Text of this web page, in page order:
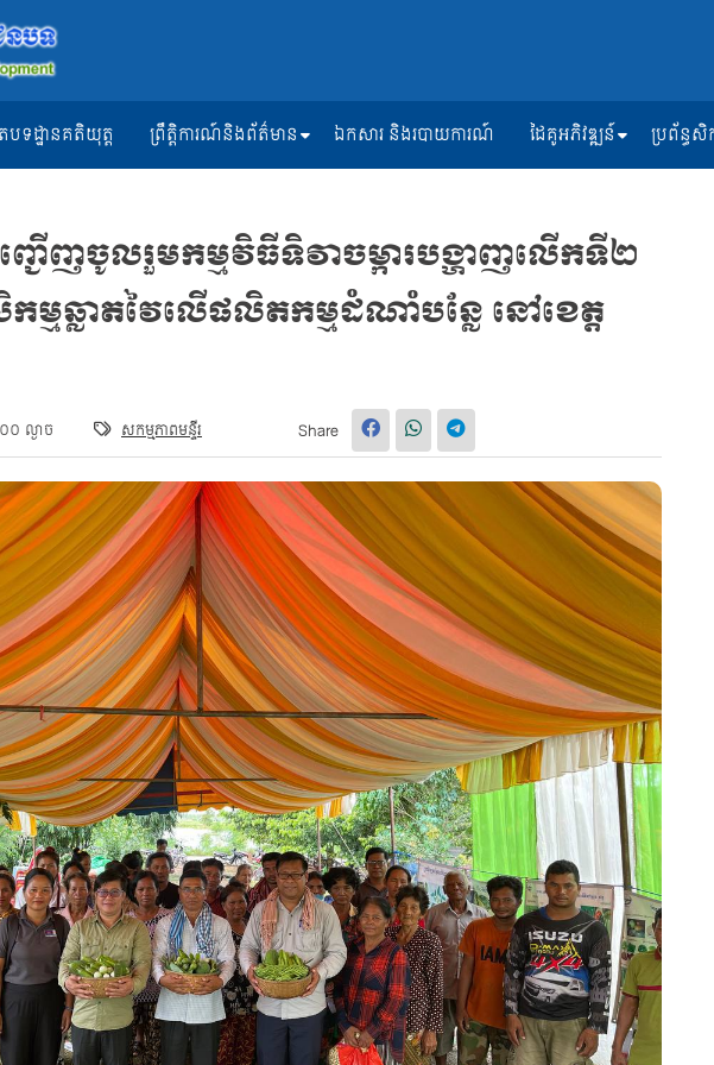
ទដ្ឋានគតិយុត្ត ព្រឹត្តិការណ៍និងព័ត៌មាន ឯកសារ និងរបាយការណ៍ ដៃគូអភិវឌ្ឍន៍ ប្រព័ន្ធ
ើញចូលរួមកម្មវិធីទិវាចម្ការបង្ហាញលើកទី២
ម្មឆ្លាតវៃលើផលិតកម្មដំណាំបន្លែ នៅខេត្ត
ល្ងាច សកម្មភាពមន្ទីរ Share